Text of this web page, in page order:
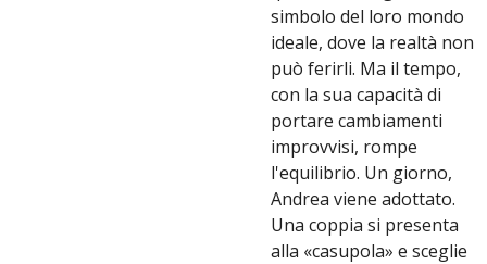
simbolo del loro mondo
ideale, dove la realtà non
può ferirli. Ma il tempo,
con la sua capacità di
portare cambiamenti
improvvisi, rompe
l'equilibrio. Un giorno,
Andrea viene adottato.
Una coppia si presenta
alla «casupola» e sceglie